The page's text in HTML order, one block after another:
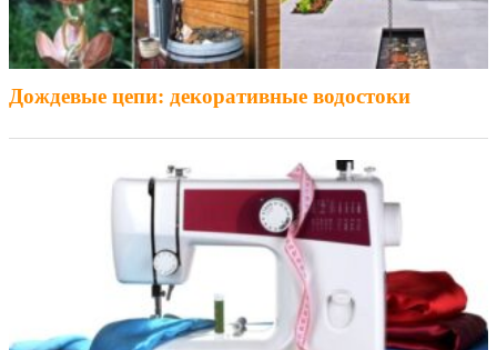
Дождевые цепи: декоративные водостоки